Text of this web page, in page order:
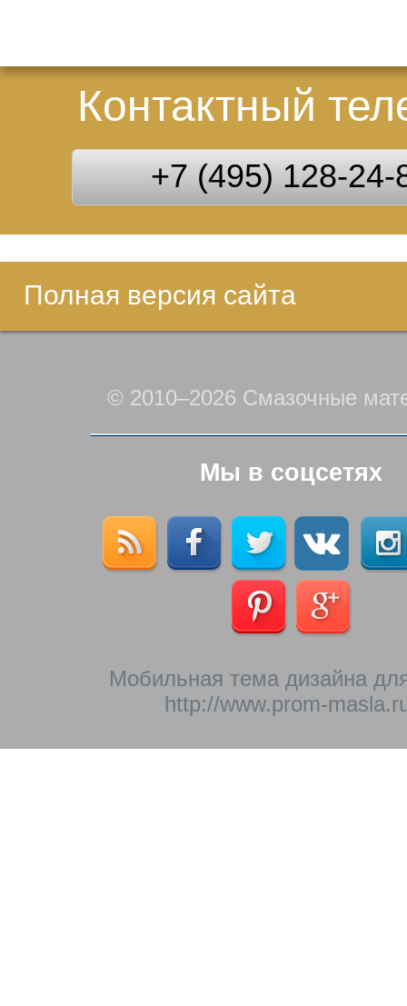
Контактный
+7 (495) 128-24-
Полная версия сайта
© 2010–2026 Смазочные
Мы в соцсетях
Мобильная тема дизайна
http://www.prom-